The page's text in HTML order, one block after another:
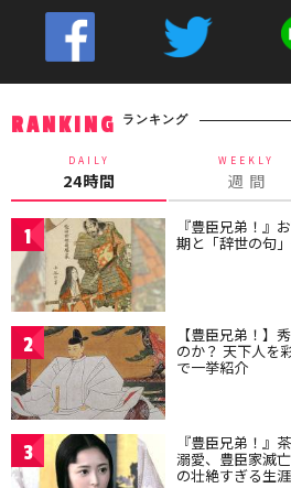
RANKING ランキング
DAILY
24時間
WEEKLY
週 間
1 『豊臣兄弟！』
期と「辞世の句
2 【豊臣兄弟！】
のか？ 天下人を
で一挙紹介
3 『豊臣兄弟！』
溺愛、豊臣家滅
の壮絶すぎる生涯